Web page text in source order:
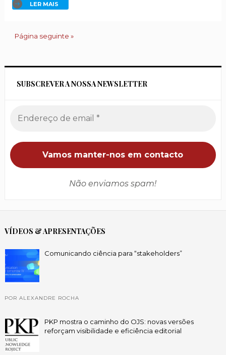
LER MAIS
Página seguinte »
SUBSCREVER A NOSSA NEWSLETTER
Não enviamos spam!
VÍDEOS & APRESENTAÇÕES
Comunicando ciência para “stakeholders”
POR ALEXANDRE ROCHA
PKP mostra o caminho do OJS: novas versões
reforçam visibilidade e eficiência editorial